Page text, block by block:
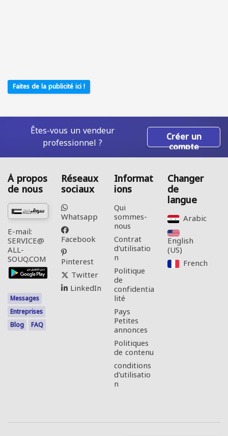
Faites de la publicité ici !
Êtes-vous un vendeur
professionnel ? Créer un
compte
À propos
de nous
E-mail:
SERVICE@
ALL-
SOUQ.COM
Messages
Entreprises
Blog
FAQ
Réseaux
sociaux
Whatsapp
Facebook
Pinterest
Twitter
LinkedIn
Informat
ions
Qui
sommes-
nous
Contrat
d'utilisatio
n
Politique
de
confidentia
lité
Pays
Petites
annonces
Politiques
de contenu
conditions
d'utilisatio
n
Changer
de
langue
Arabic‎
English
(US)‎
French‎